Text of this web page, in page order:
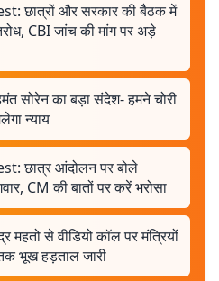
छात्रों और सरकार की बैठक में
CBI जांच की मांग पर अड़े
सोरेन का बड़ा संदेश- हमने चोरी
न्याय
छात्र आंदोलन पर बोले
CM की बातों पर करें भरोसा
महतो से वीडियो कॉल पर मंत्रियों
भूख हड़ताल जारी